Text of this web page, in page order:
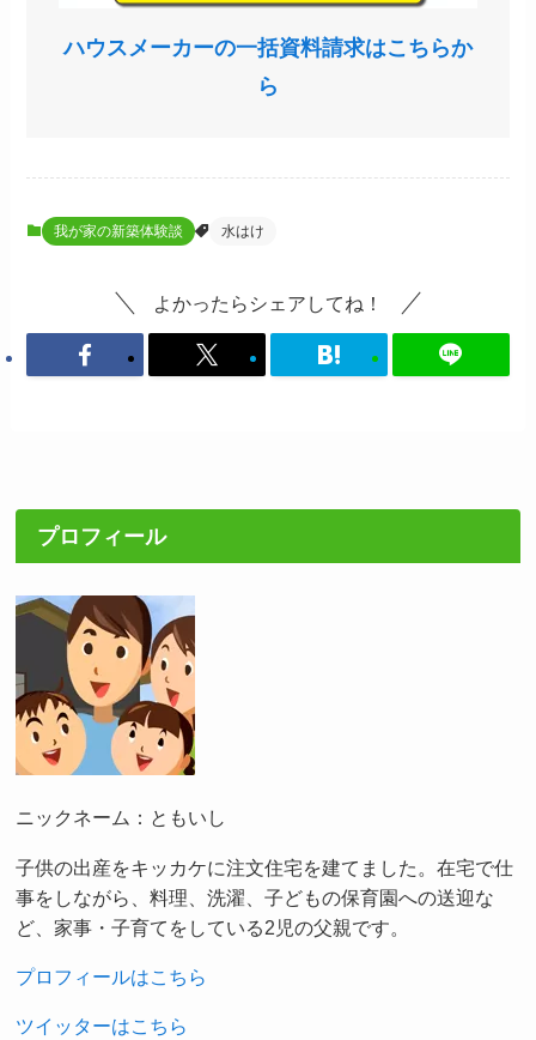
ハウスメーカーの一括資料請求はこちらか
ら
我が家の新築体験談 水はけ
よかったらシェアしてね！
プロフィール
ニックネーム：ともいし
子供の出産をキッカケに注文住宅を建てました。在宅で仕
事をしながら、料理、洗濯、子どもの保育園への送迎な
ど、家事・子育てをしている2児の父親です。
プロフィールはこちら
ツイッターはこちら